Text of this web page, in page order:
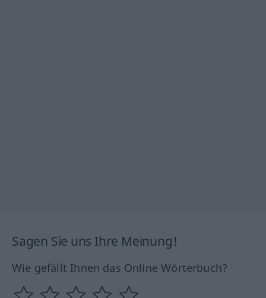
Sagen Sie uns Ihre Meinung!
Wie gefällt Ihnen das Online Wörterbuch?